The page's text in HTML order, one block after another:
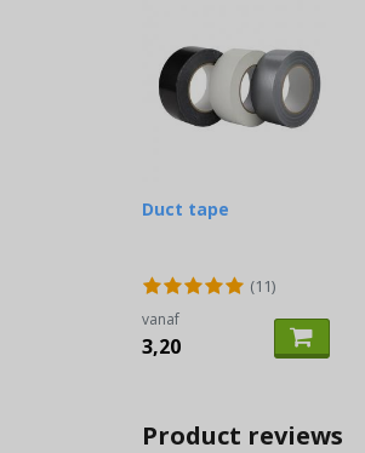
Duct tape
(11)
vanaf
3,20
Product reviews